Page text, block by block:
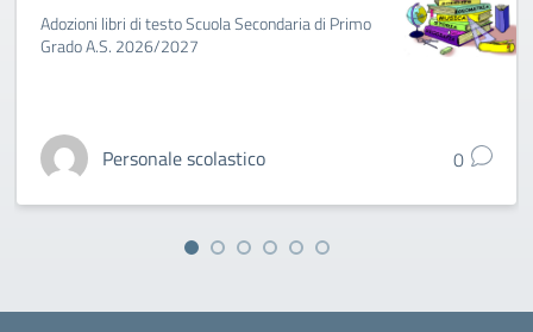
Adozioni libri di testo Scuola Secondaria di Primo
Grado A.S. 2026/2027
Personale scolastico 0